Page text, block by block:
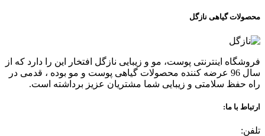
محصولات گیاهی نازگل
فروشگاه اینترنتی پوست، مو و زیبایی نازگل افتخار این را دارد که از
سال 96 عرضه کننده محصولات گیاهی پوست و مو بوده ، قدمی در
راه حفظ سلامتی و زیبایی شما مشتریان عزیز برداشته است.
ارتباط با ما:
تلفن: